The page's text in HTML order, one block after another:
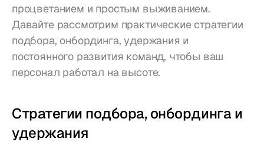
процветанием и простым выживанием.
Давайте рассмотрим практические стратегии
подбора, онбординга, удержания и
постоянного развития команд, чтобы ваш
персонал работал на высоте.
Стратегии подбора, онбординга и
удержания